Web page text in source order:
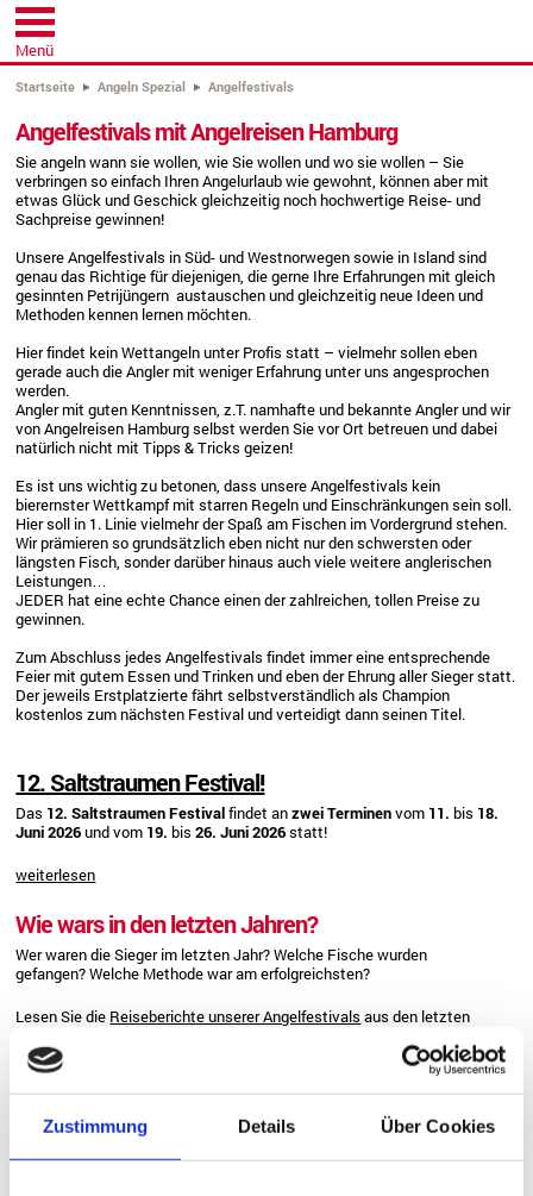
Zustimmung Details Über Cookies
Menü
Startseite Angeln Spezial Angelfestivals
Angelfestivals mit Angelreisen Hamburg
Sie angeln wann sie wollen, wie Sie wollen und wo sie wollen – Sie
verbringen so einfach Ihren Angelurlaub wie gewohnt, können aber mit
etwas Glück und Geschick gleichzeitig noch hochwertige Reise- und
Sachpreise gewinnen!
Unsere Angelfestivals in Süd- und Westnorwegen sowie in Island sind
genau das Richtige für diejenigen, die gerne Ihre Erfahrungen mit gleich
gesinnten Petrijüngern austauschen und gleichzeitig neue Ideen und
Methoden kennen lernen möchten.
Hier findet kein Wettangeln unter Profis statt – vielmehr sollen eben
gerade auch die Angler mit weniger Erfahrung unter uns angesprochen
werden.
Angler mit guten Kenntnissen, z.T. namhafte und bekannte Angler und wir
von Angelreisen Hamburg selbst werden Sie vor Ort betreuen und dabei
natürlich nicht mit Tipps & Tricks geizen!
Es ist uns wichtig zu betonen, dass unsere Angelfestivals kein
bierernster Wettkampf mit starren Regeln und Einschränkungen sein soll.
Hier soll in 1. Linie vielmehr der Spaß am Fischen im Vordergrund stehen.
Wir prämieren so grundsätzlich eben nicht nur den schwersten oder
längsten Fisch, sonder darüber hinaus auch viele weitere anglerischen
Leistungen…
JEDER hat eine echte Chance einen der zahlreichen, tollen Preise zu
gewinnen.
Zum Abschluss jedes Angelfestivals findet immer eine entsprechende
Feier mit gutem Essen und Trinken und eben der Ehrung aller Sieger statt.
Der jeweils Erstplatzierte fährt selbstverständlich als Champion
kostenlos zum nächsten Festival und verteidigt dann seinen Titel.
12. Saltstraumen Festival!
Das 12. Saltstraumen Festivalfindet anzweiTerminenvom 11.bis 18.
Juni 2026und vom 19. bis26. Juni 2026statt!
weiterlesen
Wie wars in den letzten Jahren?
Wer waren die Sieger im letzten Jahr? Welche Fische wurden
gefangen? Welche Methode war am erfolgreichsten?
Lesen Sie die Reiseberichte unserer Angelfestivals aus den letzten